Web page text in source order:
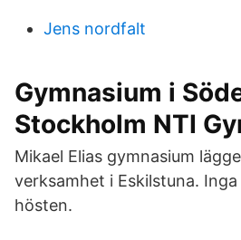
Jens nordfalt
Gymnasium i
Stockholm NTI
Mikael Elias gymnasium
verksamhet i Eskilstuna.
hösten.